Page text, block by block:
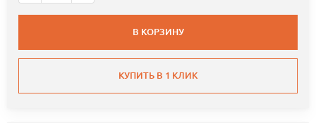
В КОРЗИНУ
КУПИТЬ В 1 КЛИК